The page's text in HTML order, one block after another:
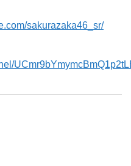
sakurazaka46_sr/